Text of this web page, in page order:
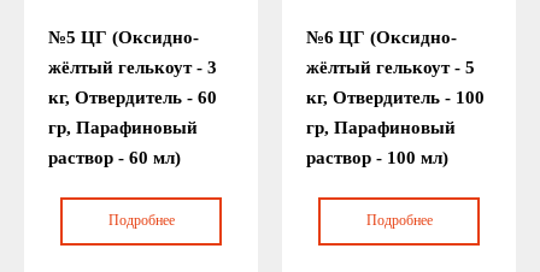
№5 ЦГ (Оксидно-
жёлтый гелькоут - 3
кг, Отвердитель - 60
гр, Парафиновый
раствор - 60 мл)
Подробнее
№6 ЦГ (Оксидно-
жёлтый гелькоут - 5
кг, Отвердитель - 100
гр, Парафиновый
раствор - 100 мл)
Подробнее